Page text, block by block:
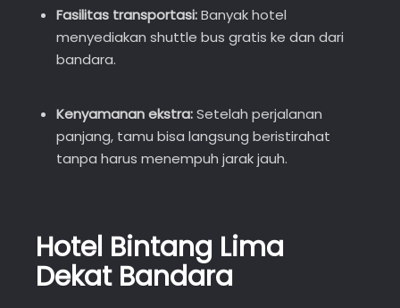
Fasilitas transportasi:Banyak hotel
menyediakan shuttle bus gratis ke dan dari
bandara.
Kenyamanan ekstra:Setelah perjalanan
panjang, tamu bisa langsung beristirahat
tanpa harus menempuh jarak jauh.
Hotel Bintang Lima
Dekat Bandara